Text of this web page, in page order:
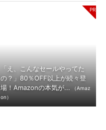
「え、こんなセールやってた
の？」80％OFF以上が続々登
場！Amazonの本気が...
（Amaz
on）